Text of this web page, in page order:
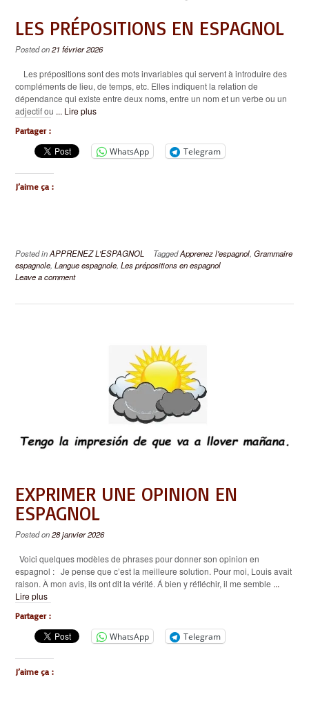
LES PRÉPOSITIONS EN ESPAGNOL
Posted on21 février 2026
Les prépositions sont des mots invariables qui servent à introduire des
compléments de lieu, de temps, etc. Elles indiquent la relation de
dépendance qui existe entre deux noms, entre un nom et un verbe ou un
adjectif ou ... Lire plus
Partager :
WhatsApp Telegram
J’aime ça :
Posted inAPPRENEZ L'ESPAGNOL TaggedApprenez l'espagnol, Grammaire
espagnole, Langue espagnole, Les prépositions en espagnol
Leave a comment
EXPRIMER UNE OPINION EN
ESPAGNOL
Posted on28 janvier 2026
Voici quelques modèles de phrases pour donner son opinion en
espagnol : Je pense que c’est la meilleure solution. Pour moi, Louis avait
raison. À mon avis, ils ont dit la vérité. Á bien y réfléchir, il me semble ...
Lire plus
Partager :
WhatsApp Telegram
J’aime ça :